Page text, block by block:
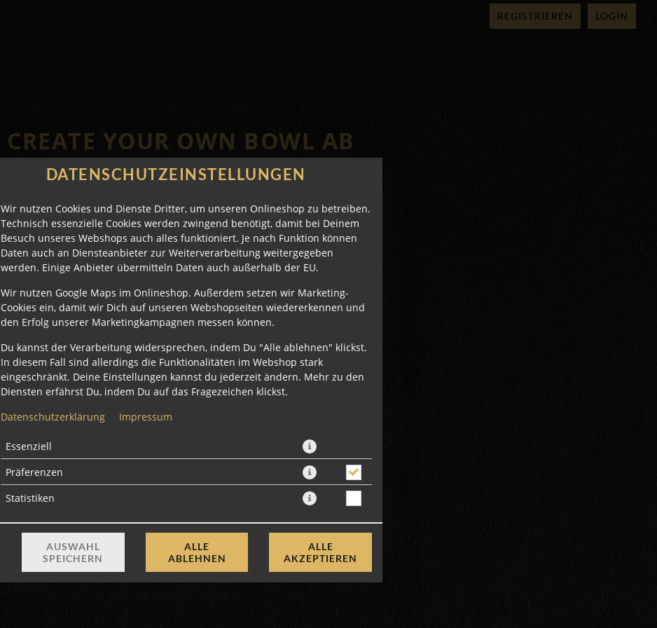
DATENSCHUTZEINSTELLUNGEN
Wir nutzen Cookies und Dienste Dritter, um unseren Onlineshop zu betreiben.
Technisch essenzielle Cookies werden zwingend benötigt, damit bei Deinem
Besuch unseres Webshops auch alles funktioniert. Je nach Funktion können
Daten auch an Diensteanbieter zur Weiterverarbeitung weitergegeben
werden. Einige Anbieter übermitteln Daten auch außerhalb der EU.
Wir nutzen Google Maps im Onlineshop. Außerdem setzen wir Marketing-
Cookies ein, damit wir Dich auf unseren Webshopseiten wiedererkennen und
den Erfolg unserer Marketingkampagnen messen können.
Du kannst der Verarbeitung widersprechen, indem Du "Alle ablehnen" klickst.
In diesem Fall sind allerdings die Funktionalitäten im Webshop stark
eingeschränkt. Deine Einstellungen kannst du jederzeit ändern. Mehr zu den
Diensten erfährst Du, indem Du auf das Fragezeichen klickst.
Datenschutzerklärung
Impressum
Essenziell
Präferenzen
Statistiken
AUSWAHL
SPEICHERN
ALLE
ABLEHNEN
ALLE
AKZEPTIEREN
REGISTRIEREN LOGIN
CREATE YOUR OWN BOWL AB
2,50 € *
* Die Preise können nach Auswahl des Stores variieren.